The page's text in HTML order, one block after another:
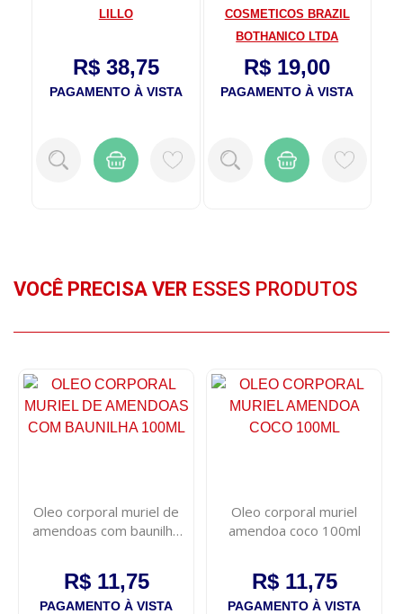
LILLO
R$ 38,75
PAGAMENTO À VISTA
COSMETICOS BRAZIL
BOTHANICO LTDA
R$ 19,00
PAGAMENTO À VISTA
VOCÊ PRECISA VER ESSES PRODUTOS
Oleo corporal muriel de
amendoas com baunilha
R$ 11,75
PAGAMENTO À VISTA
Oleo corporal muriel
amendoa coco 100ml
R$ 11,75
PAGAMENTO À VISTA